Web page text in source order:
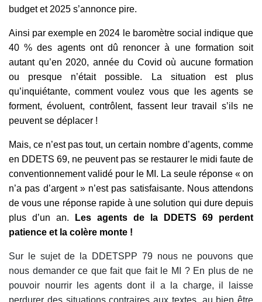
budget et 2025 s’annonce pire.
Ainsi par exemple en 2024 le baromètre social indique que
40 % des agents ont dû renoncer à une formation soit
autant qu’en 2020, année du Covid où aucune formation
ou presque n’était possible. La situation est plus
qu’inquiétante, comment voulez vous que les agents se
forment, évoluent, contrôlent, fassent leur travail s’ils ne
peuvent se déplacer !
Mais, ce n’est pas tout, un certain nombre d’agents, comme
en DDETS 69, ne peuvent pas se restaurer le midi faute de
conventionnement validé pour le MI. La seule réponse « on
n’a pas d’argent » n’est pas satisfaisante. Nous attendons
de vous une réponse rapide à une solution qui dure depuis
plus d’un an.
Les agents de la DDETS 69 perdent
patience et la colère monte !
Sur le sujet de la DDETSPP 79 nous ne pouvons que
nous demander ce que fait que fait le MI ? En plus de ne
pouvoir nourrir les agents dont il a la charge, il laisse
perdurer des situations contraires aux textes, au bien être